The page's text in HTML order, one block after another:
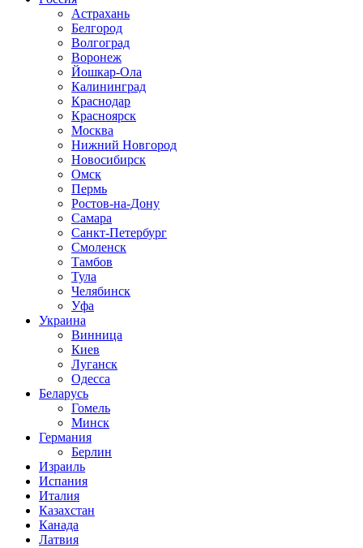
Астрахань
Белгород
Волгоград
Воронеж
Йошкар-Ола
Калининград
Краснодар
Красноярск
Москва
Нижний Новгород
Новосибирск
Омск
Пермь
Ростов-на-Дону
Самара
Санкт-Петербург
Смоленск
Тамбов
Тула
Челябинск
Уфа
Украина
Винница
Киев
Луганск
Одесса
Беларусь
Гомель
Минск
Германия
Берлин
Израиль
Испания
Италия
Казахстан
Канада
Латвия